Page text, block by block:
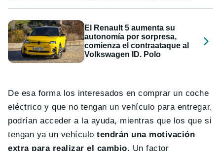
El Renault 5 aumenta su
autonomía por sorpresa,
comienza el contraataque al
Volkswagen ID. Polo
De esa forma los interesados en comprar un coche
eléctrico y que no tengan un vehículo para entregar,
podrían acceder a la ayuda, mientras que los que si
tengan ya un vehículo tendrán una motivación
extra para realizar el cambio. Un factor